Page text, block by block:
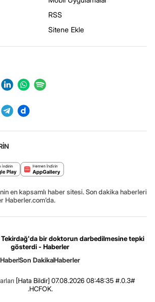
RSS
Sitene Ekle
en kapsamlı haber sitesi. Son dakika haberleri
Haberler.com’da.
Tekirdağ'da bir doktorun darbedilmesine tepki
gösterdi - Haberler
HaberSon DakikaHaberler
[Hata Bildir] 07.08.2026 08:48:35 #.0.3#
.HCFOK.